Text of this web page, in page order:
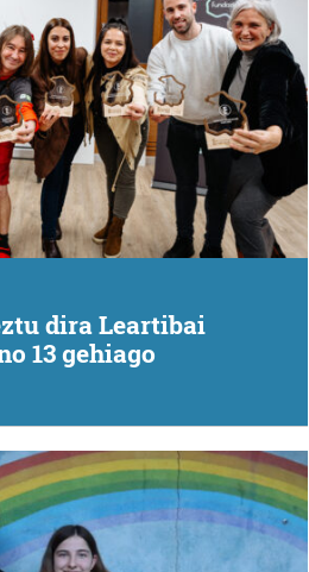
dira Leartibai
13 gehiago